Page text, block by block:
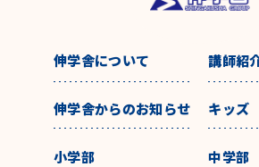
伸学舎について 講師紹
伸学舎からのお知らせ キッズ
小学部 中学部